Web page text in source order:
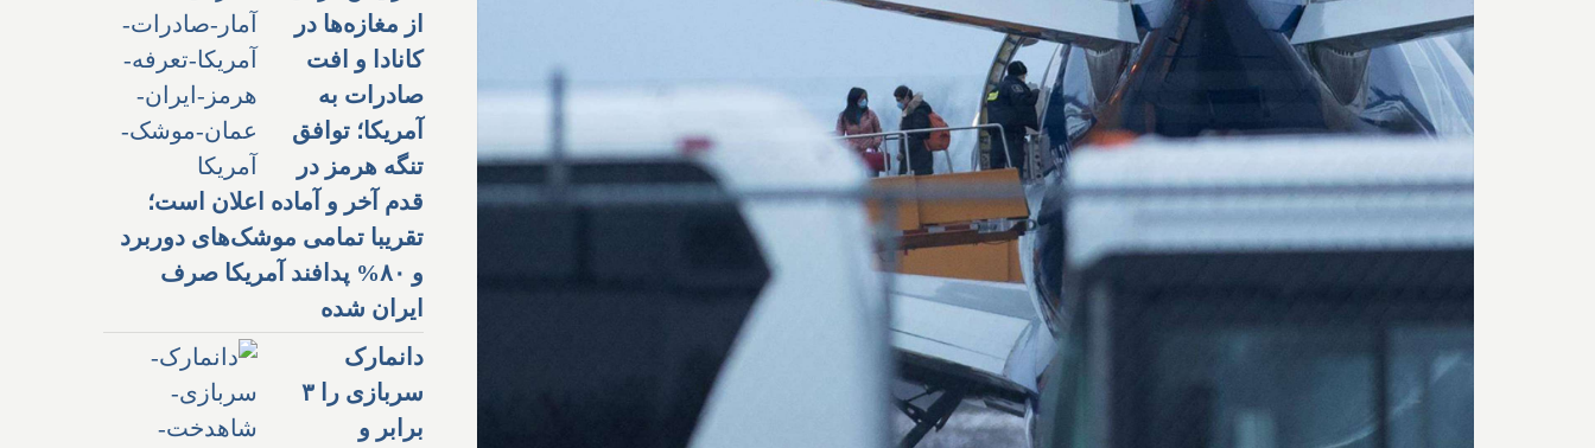
از مغازه‌ها در
کانادا و افت
صادرات به
آمریکا؛ توافق
تنگه هرمز در
قدم آخر و آماده اعلان است؛
تقریبا تمامی موشک‌های دوربرد
و ۸۰% پدافند آمریکا صرف
ایران شده
دانمارک
سربازی را ۳
برابر و